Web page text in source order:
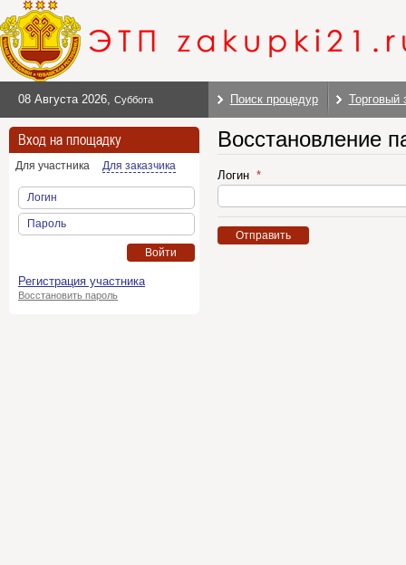
08 Августа 2026, Суббота Поиск процедур Торговый
Вход на площадку
Для участника Для заказчика
Логин
Пароль
Войти
Регистрация участника
Восстановить пароль
Восстановление
Логин
Отправить